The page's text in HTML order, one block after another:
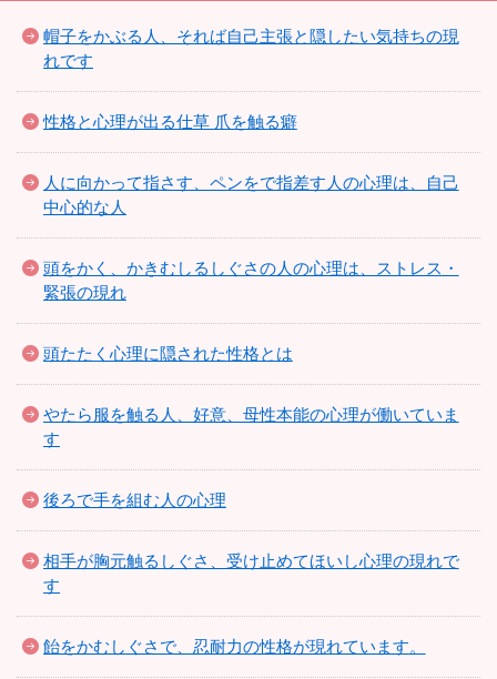
帽子をかぶる人、それば自己主張と隠したい気持ちの現
れです
性格と心理が出る仕草 爪を触る癖
人に向かって指さす、ペンをで指差す人の心理は、自己
中心的な人
頭をかく、かきむしるしぐさの人の心理は、ストレス・
緊張の現れ
頭たたく心理に隠された性格とは
やたら服を触る人、好意、母性本能の心理が働いていま
す
後ろで手を組む人の心理
相手が胸元触るしぐさ、受け止めてほいし心理の現れで
す
飴をかむしぐさで、忍耐力の性格が現れています。